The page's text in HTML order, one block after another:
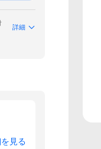
詳細
見る